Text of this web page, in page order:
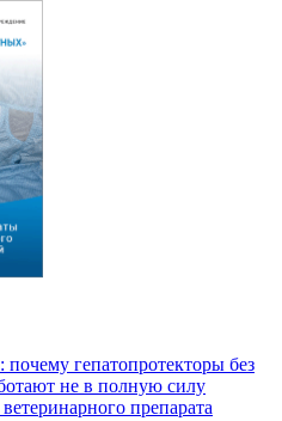
гепатопротекторы без
не в полную силу
препарата